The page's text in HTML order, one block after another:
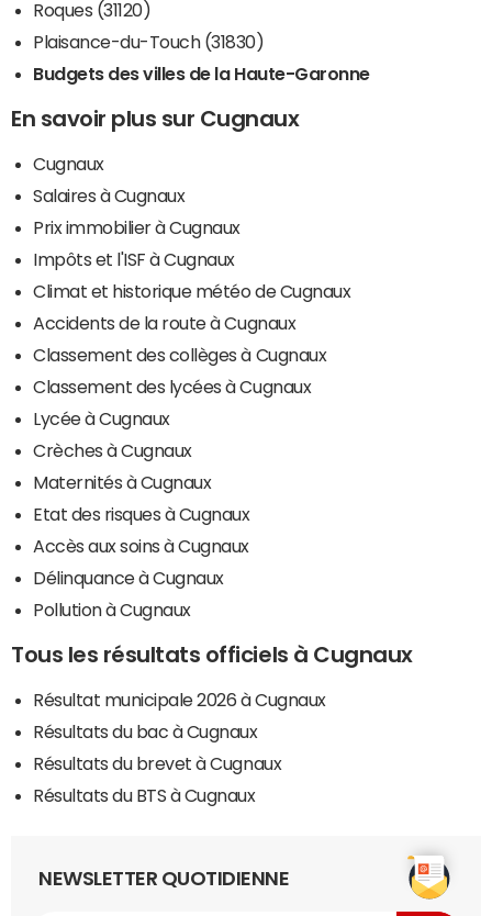
Roques (31120)
Plaisance-du-Touch (31830)
Budgets des villes de la Haute-Garonne
En savoir plus sur Cugnaux
Cugnaux
Salaires à Cugnaux
Prix immobilier à Cugnaux
Impôts et l'ISF à Cugnaux
Climat et historique météo de Cugnaux
Accidents de la route à Cugnaux
Classement des collèges à Cugnaux
Classement des lycées à Cugnaux
Lycée à Cugnaux
Crèches à Cugnaux
Maternités à Cugnaux
Etat des risques à Cugnaux
Accès aux soins à Cugnaux
Délinquance à Cugnaux
Pollution à Cugnaux
Tous les résultats officiels à Cugnaux
Résultat municipale 2026 à Cugnaux
Résultats du bac à Cugnaux
Résultats du brevet à Cugnaux
Résultats du BTS à Cugnaux
NEWSLETTER QUOTIDIENNE